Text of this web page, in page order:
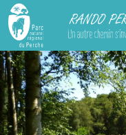
Rando Perche